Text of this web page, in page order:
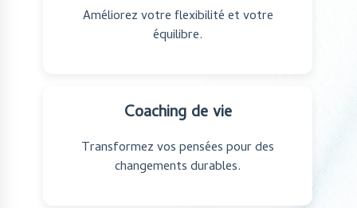
Améliorez votre flexibilité et votre
équilibre.
Coaching de vie
Transformez vos pensées pour des
changements durables.